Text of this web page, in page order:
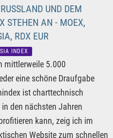
UND DEM R
AN - MOEX, R
RDX EUR
INDEX
mittlerweile 5.000
eine schöne Draufgabe
ist charttechnisch
den nächsten Jahren
kann, zeig ich im
Website zum schnellen